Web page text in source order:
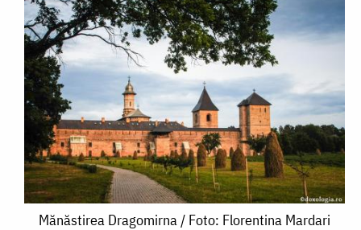
Mănăstirea
Mănăstirea Dragomirna / Foto: Florentina Mardari